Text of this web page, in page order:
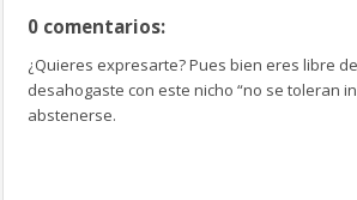
0 comentarios:
¿Quieres expresarte? Pues bien eres libre
desahogaste con este nicho “no se toleran
abstenerse.